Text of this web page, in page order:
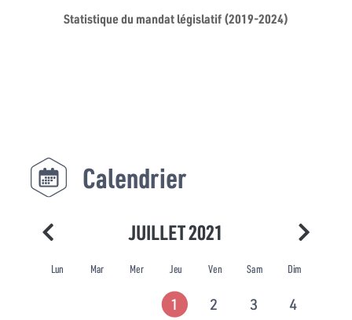
Statistique du mandat législatif (2019-2024)
Calendrier
JUILLET 2021
Lun Mar Mer Jeu Ven Sam Dim
1 2 3 4